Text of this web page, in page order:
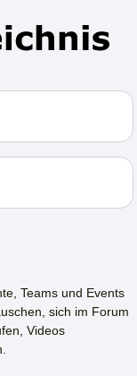
Teams und Events
sich im Forum
Videos